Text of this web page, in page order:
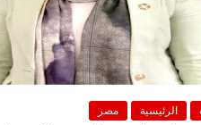
الرئيسية مصر